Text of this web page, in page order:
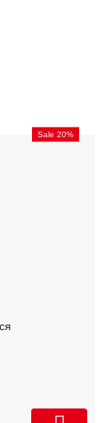
Sale 20%